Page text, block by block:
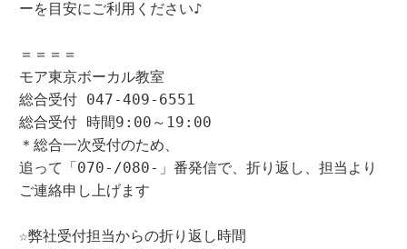
ーを目安にご利用ください♪
＝＝＝＝
モア東京ボーカル教室
総合受付 047-409-6551
総合受付 時間9:00～19:00
＊総合一次受付のため、
追って「070-/080-」番発信で、折り返し、担当より
ご連絡申し上げます
☆弊社受付担当からの折り返し時間